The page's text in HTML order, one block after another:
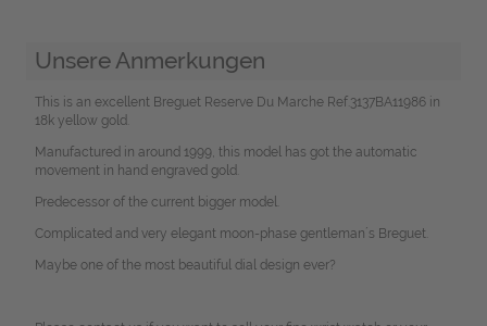
Unsere Anmerkungen
This is an excellent Breguet Reserve Du Marche Ref.3137BA11986 in
18k yellow gold.
Manufactured in around 1999, this model has got the automatic
movement in hand engraved gold.
Predecessor of the current bigger model.
Complicated and very elegant moon-phase gentleman´s Breguet.
Maybe one of the most beautiful dial design ever?